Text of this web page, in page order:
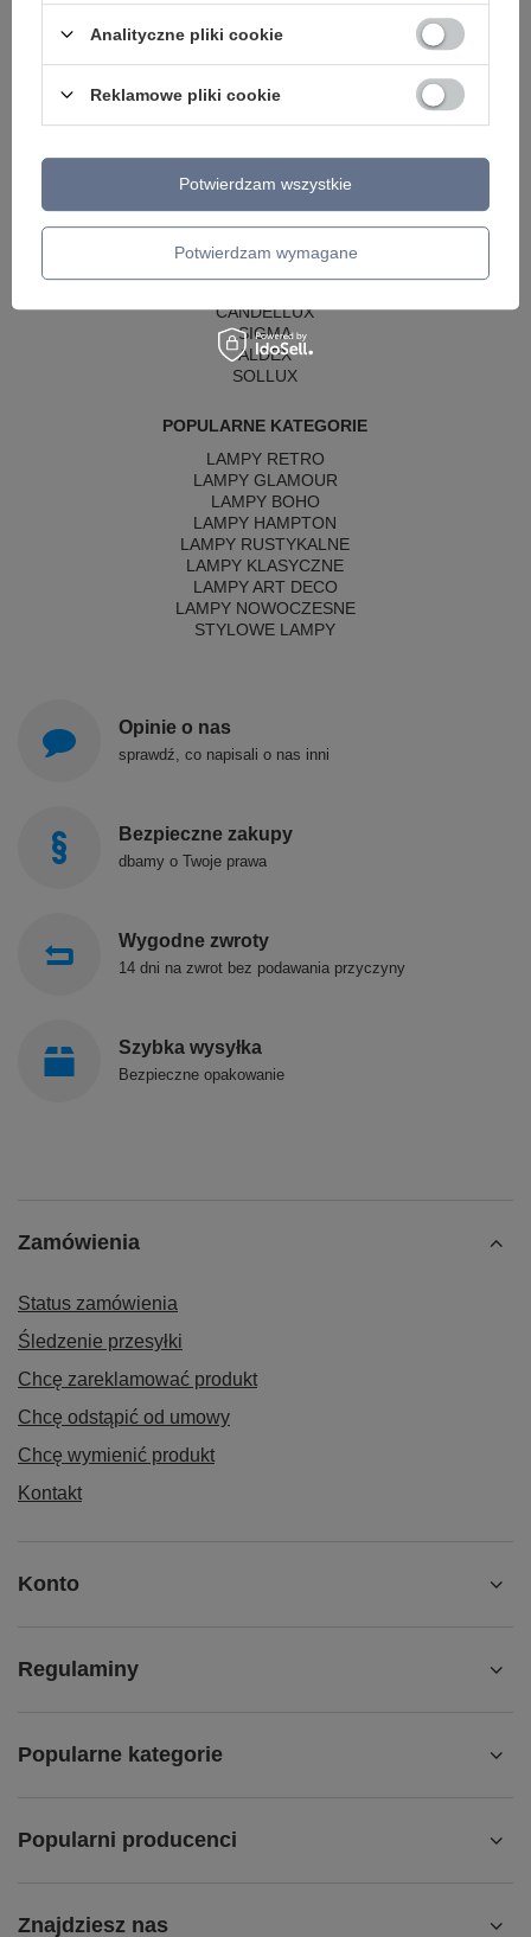
LAMPY SOLARNE
KINKIETY OGRODOWE
OŚWIETLENIE SCHODÓW ZEWNĘTRZNE
ITALUX
MAYTONI
CANDELLUX
SIGMA
ALDEX
SOLLUX
POPULARNE KATEGORIE
LAMPY RETRO
LAMPY GLAMOUR
LAMPY BOHO
LAMPY HAMPTON
LAMPY RUSTYKALNE
LAMPY KLASYCZNE
LAMPY ART DECO
LAMPY NOWOCZESNE
STYLOWE LAMPY
Opinie o nas
sprawdź, co napisali o nas inni
Bezpieczne zakupy
dbamy o Twoje prawa
Wygodne zwroty
14 dni na zwrot bez podawania przyczyny
Szybka wysyłka
Bezpieczne opakowanie
Zamówienia
Status zamówienia
Śledzenie przesyłki
Chcę zareklamować produkt
Chcę odstąpić od umowy
Chcę wymienić produkt
Kontakt
Konto
Regulaminy
Popularne kategorie
Popularni producenci
Znajdziesz nas
Analityczne pliki cookie
Reklamowe pliki cookie
Potwierdzam wymagane
Potwierdzam wszystkie